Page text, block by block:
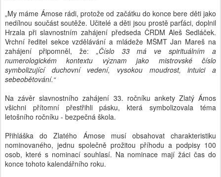
„My máme Ámose rádi, protože od začátku do konce bere děti jako
nedílnou součást soutěže. Učitelé a děti jsou prostě parťáci, doplnil
Hrzala při slavnostním zahájení předseda ČRDM Aleš Sedláček.
Vrchní ředitel sekce vzdělávání a mládeže MŠMT Jan Mareš na
zahájení připomněl, že: „Číslo 33 má ve spirituálním a
numerologickém kontextu význam jako mistrovské číslo
symbolizující duchovní vedení, vysokou moudrost, intuici a
sebeobětování.“
Na závěr slavnostního zahájení 33. ročníku ankety Zlatý Ámos
všichni přítomní přestřihli pásku, která symbolizovala téma
letošního ročníku - bezpečná škola.
Přihláška do Zlatého Ámose musí obsahovat charakteristiku
nominovaného, jednu společně prožitou příhodu a podpisy 100
osob, které s nominací souhlasí. Na nominace mají žáci čas do
konce tohoto kalendářního roku.